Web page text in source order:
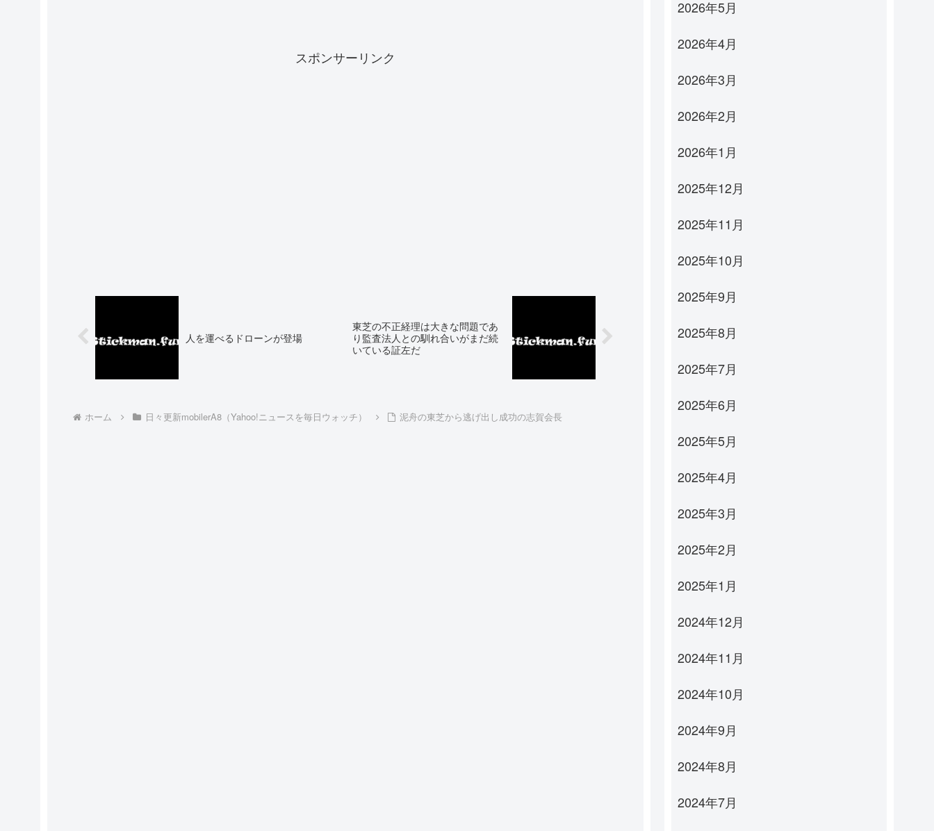
スポンサーリンク
人を運べるドローンが登場
東芝の不正経理は大きな問題であ
り監査法人との馴れ合いがまだ続
いている証左だ
ホーム 日々更新mobilerA8（Yahoo!ニュースを毎日ウォッチ） 泥舟の東芝から逃げ出し成功の志賀会長
2026年5月
2026年4月
2026年3月
2026年2月
2026年1月
2025年12月
2025年11月
2025年10月
2025年9月
2025年8月
2025年7月
2025年6月
2025年5月
2025年4月
2025年3月
2025年2月
2025年1月
2024年12月
2024年11月
2024年10月
2024年9月
2024年8月
2024年7月